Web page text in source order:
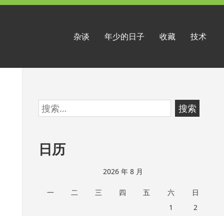
杂谈 年少的日子 收藏 技术
跳
至
脚
搜
索：
日历
2026 年 8 月
一 二 三 四 五 六
日
1
2